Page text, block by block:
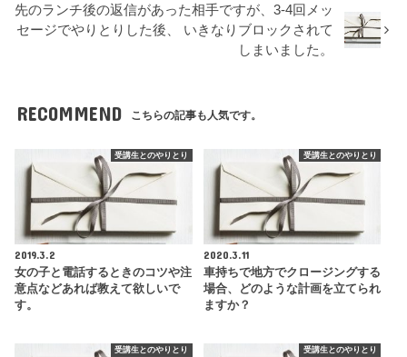
先のランチ後の返信があった相手ですが、3-4回メッ
セージでやりとりした後、 いきなりブロックされて
しまいました。
RECOMMEND こちらの記事も人気です。
受講生とのやりとり
2019.3.2
女の子と電話するときのコツや注
意点などあれば教えて欲しいで
す。
受講生とのやりとり
2020.3.11
車持ちで地方でクロージングする
場合、どのような計画を立てられ
ますか？
受講生とのやりとり 受講生とのやりとり